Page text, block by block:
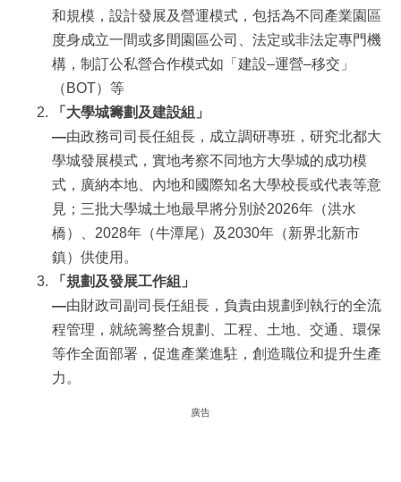
和規模，設計發展及營運模式，包括為不同產業園區
度身成立一間或多間園區公司、法定或非法定專門機
構，制訂公私營合作模式如「建設–運營–移交」
（BOT）等
「大學城籌劃及建設組」
—由政務司司長任組長，成立調研專班，研究北都大
學城發展模式，實地考察不同地方大學城的成功模
式，廣納本地、內地和國際知名大學校長或代表等意
見；三批大學城土地最早將分別於2026年（洪水
橋）、2028年（牛潭尾）及2030年（新界北新市
鎮）供使用。
「規劃及發展工作組」
—由財政司副司長任組長，負責由規劃到執行的全流
程管理，就統籌整合規劃、工程、土地、交通、環保
等作全面部署，促進產業進駐，創造職位和提升生產
力。
廣告